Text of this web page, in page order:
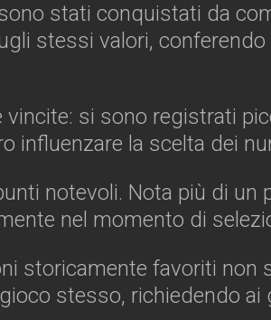
stati conquistati da
stessi valori,
si sono registrati
influenzare la scelta dei
notevoli. Nota più di un
nel momento di
storicamente favoriti
stesso, richiedendo ai